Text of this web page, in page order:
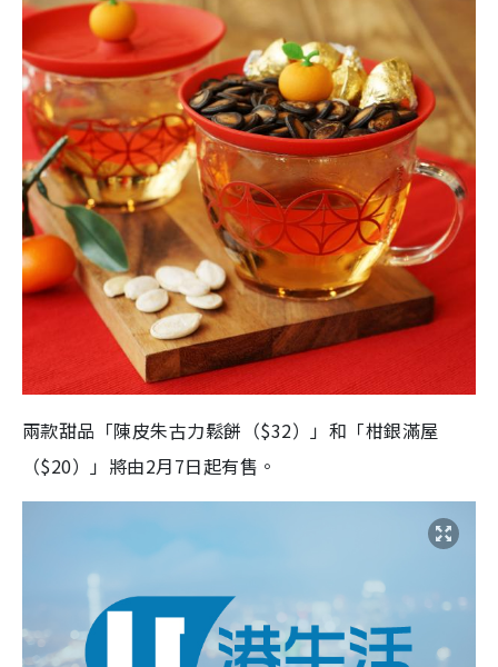
兩款甜品「陳皮朱古力鬆餅（$32）」和「柑銀滿屋
（$20）」將由2月7日起有售。